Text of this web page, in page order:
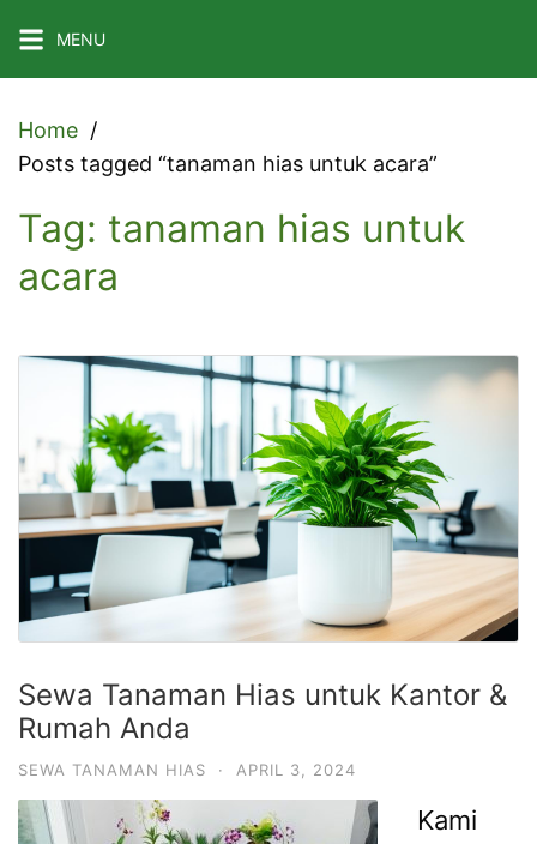
to
MENU
Home
Posts tagged “tanaman hias untuk acara”
Tag: tanaman hias untuk
acara
Sewa Tanaman Hias untuk Kantor &
Rumah Anda
SEWA TANAMAN HIAS · APRIL 3, 2024
Kami